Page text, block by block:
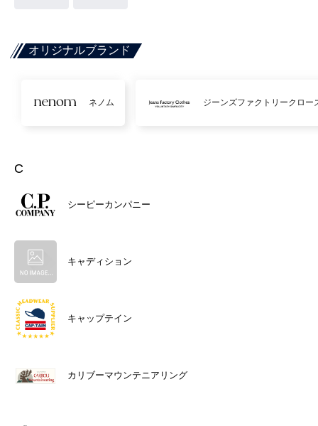
オリジナルブランド
ネノム ジーンズファクトリークロー
C
シーピーカンパニー
キャディション
キャップテイン
カリブーマウンテニアリング